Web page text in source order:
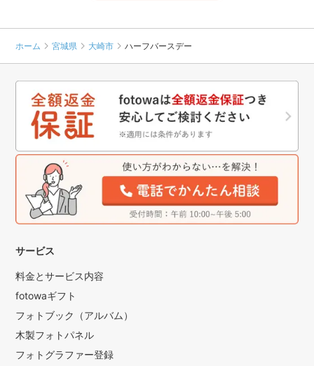
ホーム 宮城県 大崎市 ハーフバースデー
サービス
料金とサービス内容
fotowaギフト
フォトブック（アルバム）
木製フォトパネル
フォトグラファー登録